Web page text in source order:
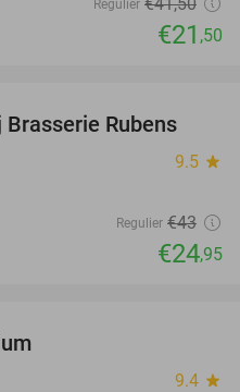
Regulier
€21 ,50
42%
Rubens
9.5 star
Regulier €43
€24,95
9.4 star